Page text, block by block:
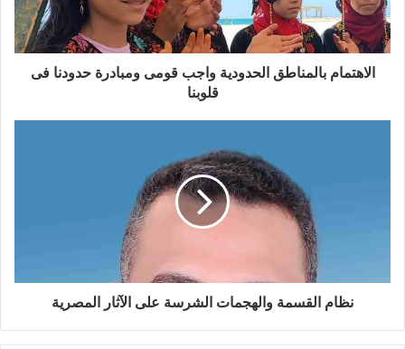
الاهتمام بالمناطق الحدودية واجب قومى ومبادرة حدودنا فى
قلوبنا
نظام القسمة والهجمات الشرسة على الآثار المصرية